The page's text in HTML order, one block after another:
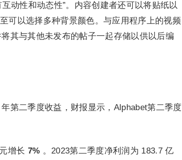
动性和动态性”。内容创建者还可以将贴纸以
可以选择多种背景颜色。与应用程序上的视频
其与其他未发布的帖子一起存储以供以后编
第二季度收益，财报显示，Alphabet第二季度
增长 7% 。2023第二季度净利润为 183.7 亿